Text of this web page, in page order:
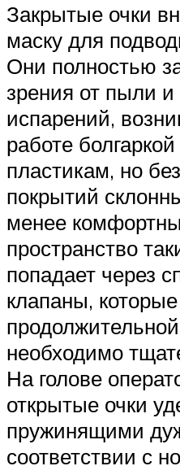
Закрытые очки
маску для
Они полностью
зрения от пыли и
испарений,
работе
пластикам, но
покрытий
менее
пространство
попадает через
клапаны,
необходимо
На голове
открытые очки
пружинящими
соответствии с